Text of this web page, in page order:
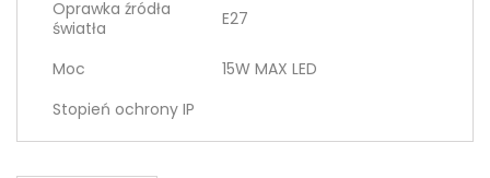
Oprawka źródła
światła
E27
Moc
15W MAX LED
Stopień ochrony IP